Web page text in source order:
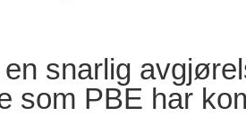
snarlig
som PBE har